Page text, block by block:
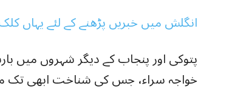
انگلش میں خبریں پڑھنے کے لئے یہاں
پتوکی اور پنجاب کے دیگر شہروں میں
خواجہ سراء، جس کی شناخت ابھی تک